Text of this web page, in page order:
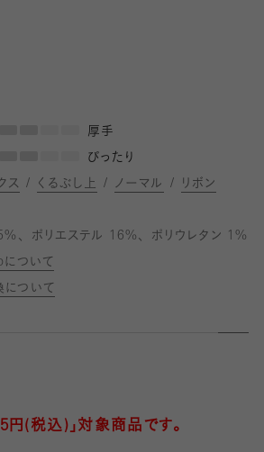
厚手
ぴったり
ス くるぶし上 ノーマル
リボン
ポリエステル 16%
ポリウレタン 1%
について
について
円(税込)」対象商品です。